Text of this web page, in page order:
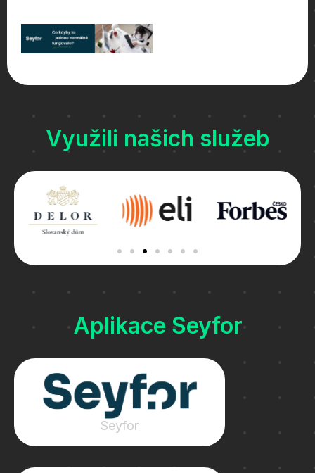
Využili našich služeb
Aplikace Seyfor
Seyfor